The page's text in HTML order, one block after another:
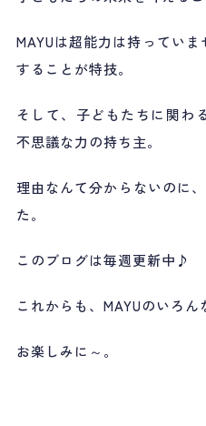
MAYUは超能力は持ってい
することが特技。
そして、子どもたちに関わ
不思議な力の持ち主。
理由なんて分からないのに
た。
このブログは毎週更新中♪
これからも、MAYUのいろん
お楽しみに～。